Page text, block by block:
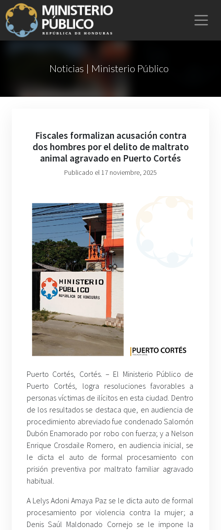
Noticias | Ministerio Público
Fiscales formalizan acusación contra
dos hombres por el delito de maltrato
animal agravado en Puerto Cortés
Publicado el 17 noviembre, 2025
Puerto Cortés, Cortés. – El Ministerio Público de
Puerto Cortés, logra resoluciones favorables a
personas víctimas de ilícitos en esta ciudad. Dentro
de los resultados se destaca que, en audiencia de
procedimiento abreviado fue condenado Salomón
Dubón Enamorado por robo con fuerza; y a Nelson
Enrique Crosdaile Romero, en audiencia inicial, se
le dicta el auto de formal procesamiento con
prisión preventiva por maltrato familiar agravado
habitual.
A Lelys Adoni Amaya Paz se le dicta auto de formal
procesamiento por violencia contra la mujer; a
Denis Saúl Maldonado Cornejo se le impone la